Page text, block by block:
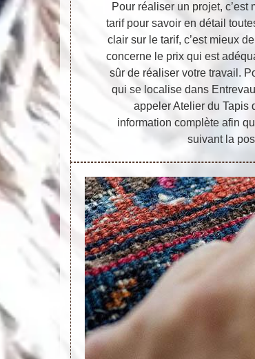
Pour réaliser un projet, c’est
tarif pour savoir en détail
clair sur le tarif, c’est mieux
concerne le prix qui est
sûr de réaliser votre travail.
qui se localise dans
appeler Atelier du Tapis
information complète afin
suivant la